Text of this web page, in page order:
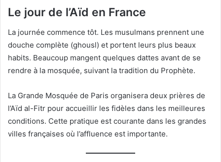
Le jour de l’Aïd en France
La journée commence tôt. Les musulmans prennent une
douche complète (ghousl) et portent leurs plus beaux
habits. Beaucoup mangent quelques dattes avant de se
rendre à la mosquée, suivant la tradition du Prophète.
La Grande Mosquée de Paris organisera deux prières de
l’Aïd al-Fitr pour accueillir les fidèles dans les meilleures
conditions. Cette pratique est courante dans les grandes
villes françaises où l’affluence est importante.